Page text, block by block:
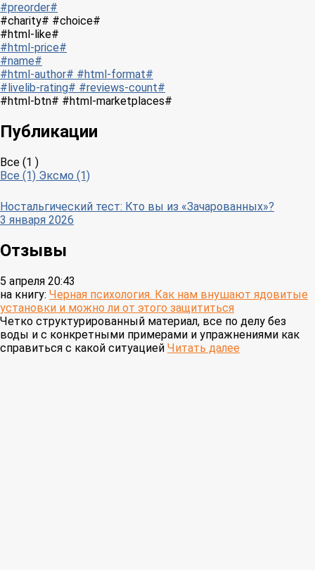
#preorder#
#charity# #choice#
#html-like#
#html-price#
#name#
#html-author# #html-format#
#livelib-rating# #reviews-count#
#html-btn# #html-marketplaces#
Публикации
Все (1 )
Все (1) Эксмо (1)
Ностальгический тест: Кто вы из «Зачарованных»?
3 января 2026
Отзывы
5 апреля 20:43
на книгу: Черная психология. Как нам внушают ядовитые
установки и можно ли от этого защититься
Четко структурированный материал, все по делу без
воды и с конкретными примерами и упражнениями как
справиться с какой ситуацией Читать далее